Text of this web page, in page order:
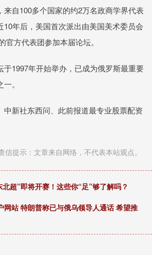
来自100多个国家的约2万名政商学界代表
10年后，美国首次派出由美国美术委员会
官方代表团参加本届论坛。
于1997年开始举办，已成为俄罗斯最重要
。
中新社东西问、此前报道最专业股票配资
信提示：文章来自网络，不代表本站观点。
超”即将开赛！这些你“足”够了解吗？
网站 特朗普称已与俄乌领导人通话 希望推